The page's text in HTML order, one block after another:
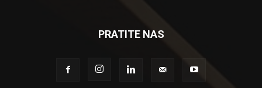
PRATITE NAS